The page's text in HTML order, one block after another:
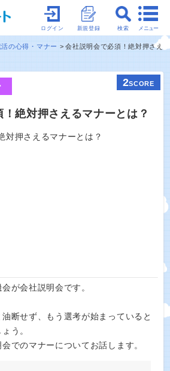
メニュー
検索
新規登録
ログイン
活の心得・マナー
会社説明会で必須！絶対押さえ
2SCORE
絶対押さえるマナーとは？
が会社説明会です。
断せず、もう選考が始まっていると
う。
でのマナーについてお話します。